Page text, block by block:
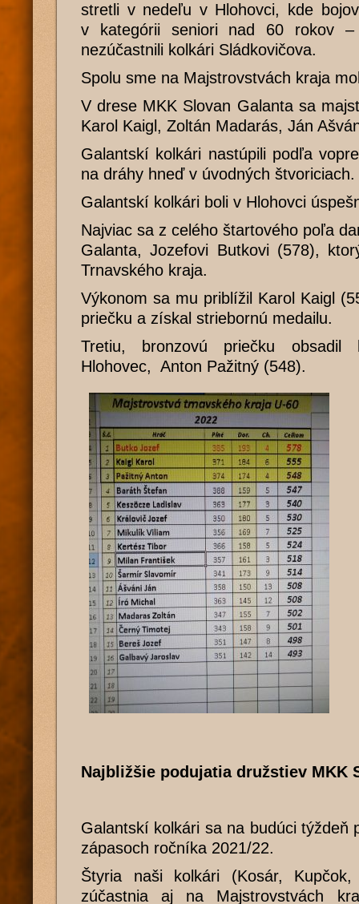
stretli v nedeľu v Hlohovci, kde
v kategórii seniori nad 60 rokov
nezúčastnili kolkári Sládkovičova.
Spolu sme na Majstrovstvách kraja
V drese MKK Slovan Galanta sa
Karol Kaigl, Zoltán Madarás, Ján
Galantskí kolkári nastúpili podľa
na dráhy hneď v úvodných štvoriciach.
Galantskí kolkári boli v Hlohovci
Najviac sa z celého štartového poľa
Galanta, Jozefovi Butkovi (578),
Trnavského kraja.
Výkonom sa mu priblížil Karol Kaigl
priečku a získal striebornú medailu.
Tretiu, bronzovú priečku obsadil
Hlohovec, Anton Pažitný (548).
Najbližšie podujatia družstiev MKK
Galantskí kolkári sa na budúci týždeň
zápasoch ročníka 2021/22.
Štyria naši kolkári (Kosár,
zúčastnia aj na Majstrovstvách